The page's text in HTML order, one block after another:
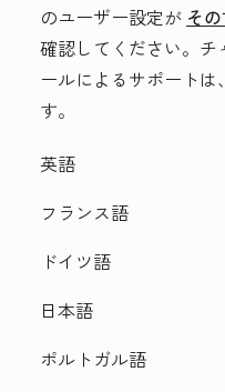
のユーザー設定が そ
確認してください。チ
ールによるサポート
す。
英語
フランス語
ドイツ語
日本語
ポルトガル語